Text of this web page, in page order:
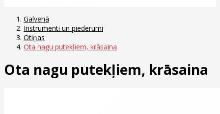
Galvenā
Instrumenti un piederumi
Otiņas
Ota nagu putekļiem, krāsaina
Ota nagu putekļiem, krāsaina